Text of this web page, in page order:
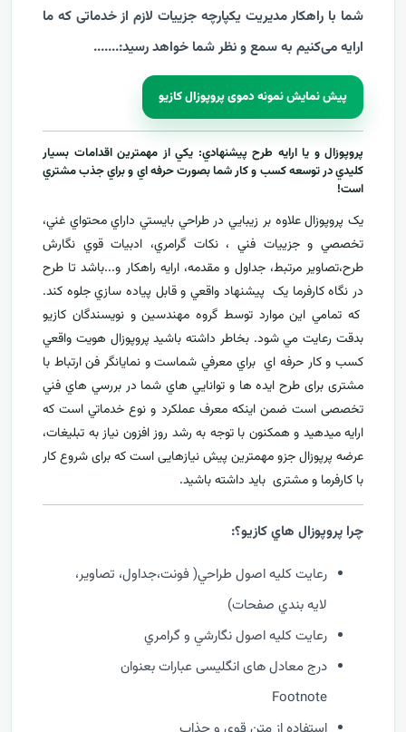
شما با راهکار مدیریت یکپارچه جزییات لازم از خدماتی که ما
ارایه می‌کنیم به سمع و نظر شما خواهد رسید:...
....
پیش نمایش نمونه دموی پروپوزال کازیو
پروپوزال و يا ارايه طرح پيشنهادي: يکي از مهمترين اقدامات بسيار
کليدي در توسعه کسب و کار شما بصورت حرفه اي و براي جذب مشتري
است!
يک پروپوزال علاوه بر زيبايي در طراحي بايستي داراي محتواي غني،
تخصصي و جزييات فني ، نکات گرامري، ادبيات قوي نگارش
طرح،تصاوير مرتبط، جداول و مقدمه، ارایه راهکار و...باشد تا طرح
در نگاه کارفرما يک پيشنهاد واقعي و قابل پياده سازي جلوه کند.
که تمامي اين موارد توسط گروه مهندسين و نويسندگان کازيو
بدقت رعايت مي شود. بخاطر داشته باشيد پروپوزال هويت واقعي
کسب و کار حرفه اي براي معرفيشماست و نمایانگر فن ارتباط با
مشتری برای طرح ايده ها و توانايي هاي شما در بررسي هاي فني
تخصصی است ضمن اینکه معرف عملکرد و نوع خدماتي است که
ارايه ميدهید و همکنون با توجه به رشد روز افزون نياز به تبليغات،
عرضه پرپوزال جزو مهمترين پیش نیازهایی است که برای شروع کار
با کارفرما و مشتری بايد داشته باشيد.
چرا پروپوزال هاي کازيو؟:
رعايت کليه اصول طراحي( فونت،جداول، تصاوير،
لايه بندي صفحات)
رعايت کليه اصول نگارشي و گرامري
درج معادل های انگلیسی عبارات بعنوان
Footnote